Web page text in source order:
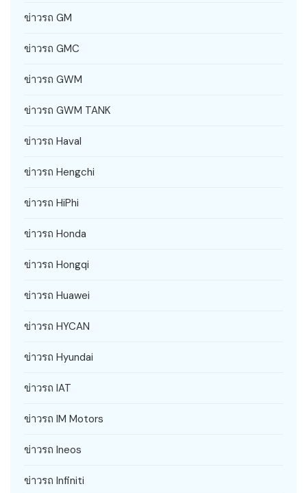
ข่าวรถ GM
ข่าวรถ GMC
ข่าวรถ GWM
ข่าวรถ GWM TANK
ข่าวรถ Haval
ข่าวรถ Hengchi
ข่าวรถ HiPhi
ข่าวรถ Honda
ข่าวรถ Hongqi
ข่าวรถ Huawei
ข่าวรถ HYCAN
ข่าวรถ Hyundai
ข่าวรถ IAT
ข่าวรถ IM Motors
ข่าวรถ Ineos
ข่าวรถ Infiniti